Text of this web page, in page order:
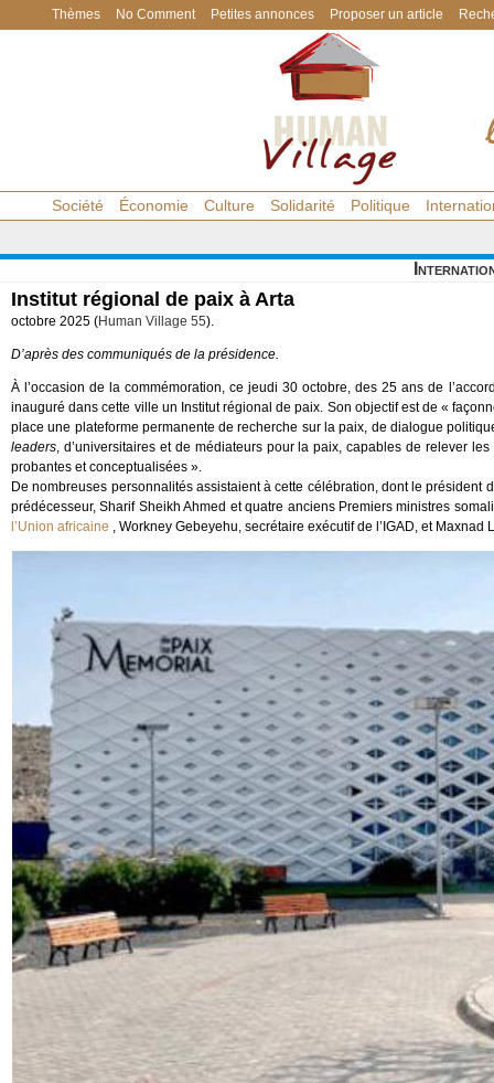
Thèmes No Comment Petites annonces Proposer un article
Société Économie Culture Solidarité Politique
Institut régional de paix à Arta
octobre 2025 (Human Village 55).
D’après des communiqués de la présidence.
À l’occasion de la commémoration, ce jeudi 30 octobre, des 25 ans de
inauguré dans cette ville un Institut régional de paix. Son objectif est de «
place une plateforme permanente de recherche sur la paix, de dialogue
leaders, d’universitaires et de médiateurs pour la paix, capables de relever
probantes et conceptualisées ».
De nombreuses personnalités assistaient à cette célébration, dont le
prédécesseur, Sharif Sheikh Ahmed et quatre anciens Premiers ministres
l’Union africaine , Workney Gebeyehu, secrétaire exécutif de l’IGAD, et